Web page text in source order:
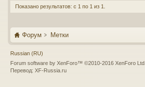
Показано результатов: с 1 по 1 из 1.
Форум Метки
Russian (RU)
Forum software by XenForo™ ©2010-2016 XenForo Ltd.
Перевод: XF-Russia.ru